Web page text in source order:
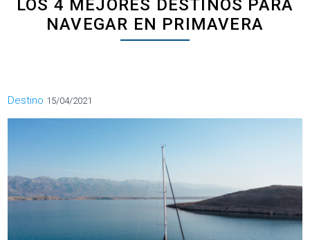
LOS 4 MEJORES DESTINOS PARA
NAVEGAR EN PRIMAVERA
Categorías
Destino 15/04/2021